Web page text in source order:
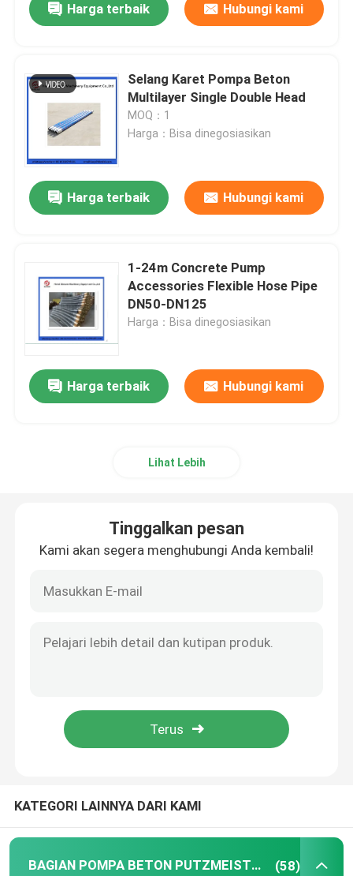
Video
Harga terbaik Hubungi kami
Selang Karet Pompa Beton
Multilayer Single Double Head
MOQ：1
Harga：Bisa dinegosiasikan
Harga terbaik Hubungi kami
1-24m Concrete Pump
Accessories Flexible Hose Pipe
DN50-DN125
Harga：Bisa dinegosiasikan
Harga terbaik Hubungi kami
Lihat Lebih
Tinggalkan pesan
Kami akan segera menghubungi Anda kembali!
KATEGORI LAINNYA DARI KAMI
BAGIAN POMPA BETON PUTZMEISTER (58)